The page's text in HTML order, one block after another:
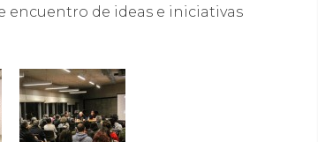
encuentro de ideas e iniciativas